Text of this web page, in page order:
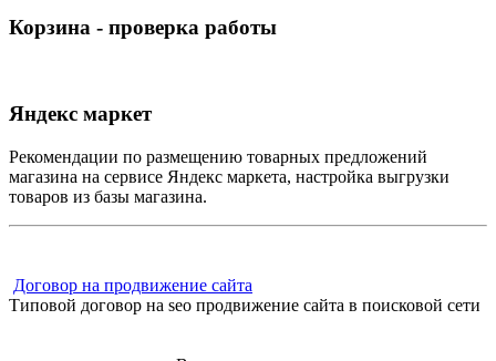
Корзина - проверка работы
Яндекс маркет
Рекомендации по размещению товарных предложений
магазина на сервисе Яндекс маркета, настройка выгрузки
товаров из базы магазина.
Договор на продвижение сайта
Типовой договор на seo продвижение сайта в поисковой сети